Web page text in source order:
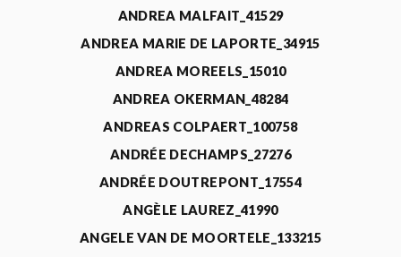
ANDREA MALFAIT_41529
ANDREA MARIE DE LAPORTE_34915
ANDREA MOREELS_15010
ANDREA OKERMAN_48284
ANDREAS COLPAERT_100758
ANDRÉE DECHAMPS_27276
ANDRÉE DOUTREPONT_17554
ANGÈLE LAUREZ_41990
ANGELE VAN DE MOORTELE_133215